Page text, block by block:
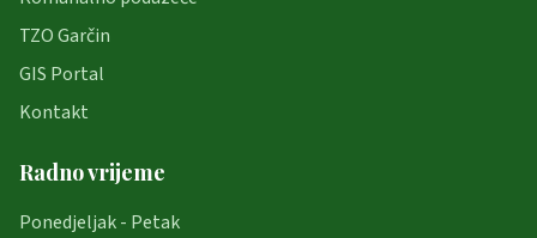
TZO Garčin
GIS Portal
Kontakt
Radno vrijeme
Ponedjeljak - Petak